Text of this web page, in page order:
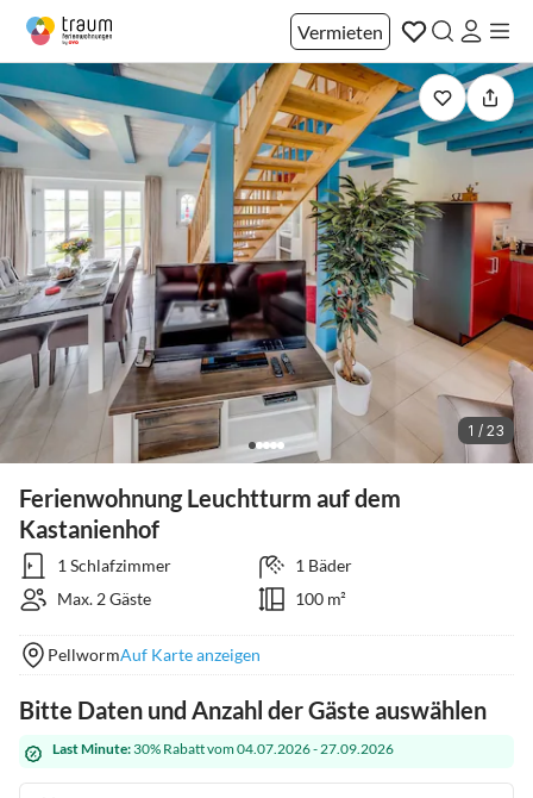
Vermieten
1 / 23
Ferienwohnung Leuchtturm auf dem
Kastanienhof
1 Schlafzimmer
1 Bäder
Max. 2 Gäste
100 m²
PellwormAuf Karte anzeigen
Bitte Daten und Anzahl der Gäste auswählen
Last Minute: 30% Rabatt vom 04.07.2026 - 27.09.2026